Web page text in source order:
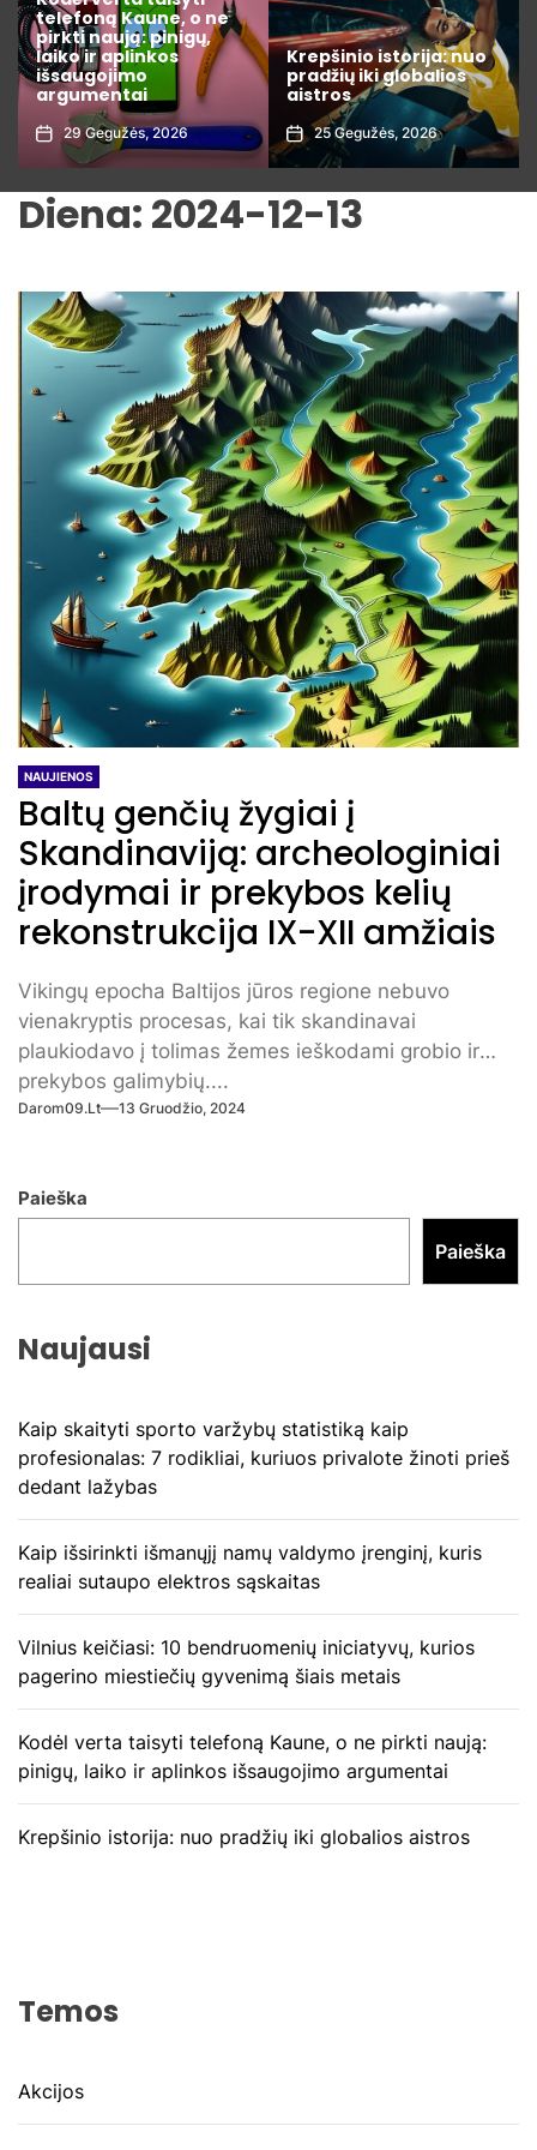
Krepšinio istorija: nuo
pradžių iki globalios
aistros
25 Gegužės, 2026
varžybų statistiką kaip
profesionalas: 7
rodikliai, kuriuos
privalote žinoti prieš
dedant lažybas
1 Rugpjūčio, 2026
Diena: 2024-12-13
NAUJIENOS
Baltų genčių žygiai į
Skandinaviją: archeologiniai
įrodymai ir prekybos kelių
rekonstrukcija IX-XII amžiais
Vikingų epocha Baltijos jūros regione nebuvo
vienakryptis procesas, kai tik skandinavai
plaukiodavo į tolimas žemes ieškodami grobio ir
prekybos galimybių....
Darom09.lt 13 Gruodžio, 2024
Paieška
Paieška
Naujausi
Kaip skaityti sporto varžybų statistiką kaip
profesionalas: 7 rodikliai, kuriuos privalote žinoti prieš
dedant lažybas
Kaip išsirinkti išmanųjį namų valdymo įrenginį, kuris
realiai sutaupo elektros sąskaitas
Vilnius keičiasi: 10 bendruomenių iniciatyvų, kurios
pagerino miestiečių gyvenimą šiais metais
Kodėl verta taisyti telefoną Kaune, o ne pirkti naują:
pinigų, laiko ir aplinkos išsaugojimo argumentai
Krepšinio istorija: nuo pradžių iki globalios aistros
Temos
Akcijos